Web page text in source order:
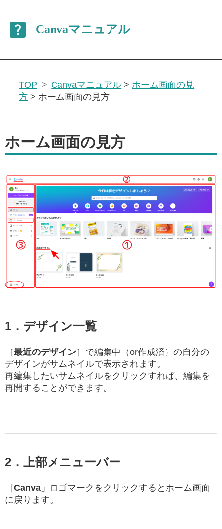
TOP Canvaマニュアル >ホーム画面の見
方 > ホーム画面の見方
ホーム画面の見方
1． デザイン一覧
［最近のデザイン］で編集中（or作成済）の自分の
デザインがサムネイルで表示されます。
再編集したいサムネイルをクリックすれば、編集を
再開することができます。
2． 上部メニューバー
［Canva 」ロゴマークをクリックするとホーム画面
に戻ります。